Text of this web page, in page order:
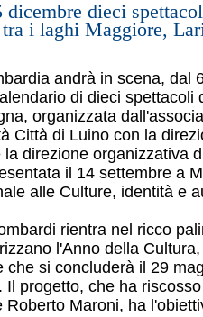
dicembre dieci
i laghi Maggiore,
andrà in scena, dal
di dieci spettacoli
organizzata
Città di Luino con la
direzione organizzativa
il 14 settembre a
alle Culture, identità e
rientra nel ricco
l'Anno della
che si concluderà il 29
Il progetto, che ha
Roberto Maroni, ha